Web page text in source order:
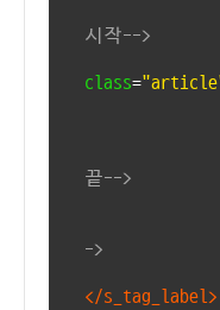
시작-->
class=
</
끝-->
->
</s_tag_label>